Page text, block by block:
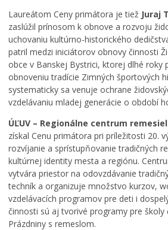
Laureátom Ceny primátora je tiež Juraj
zaslúžil prínosom k obnove a rozvoju
uchovaniu kultúrno-historického
patril medzi iniciátorov obnovy činnosti
obce v Banskej Bystrici, ktorej dlhé roky
obnoveniu tradície Zimných športových
systematicky sa venuje ochrane
vzdelávaniu mladej generácie o období
ÚĽUV – Regionálne centrum
získal Cenu primátora pri príležitosti 20.
rozvíjanie a sprístupňovanie tradičných
kultúrnej identity mesta a regiónu.
vytvára priestor na odovzdávanie
techník a organizuje množstvo kurzov,
vzdelávacích programov pre deti i
činnosti sú aj tvorivé programy pre
Prázdniny s remeslom.
r
i
a
d
n
e
z
a
a
d
n
u
t
i
e
M
e
n
s
k
á
B
y
s
t
i
c
a
b
u
d
e
p
a
y
p
r
e
m
e
s
t
k
ý
p
a
r
k
,
i
c